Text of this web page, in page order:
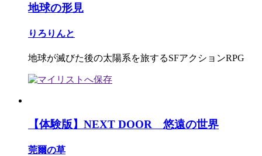
地球の形見
りろりんと
地球が滅びた後の太陽系を旅するSFアクションRPG
【体験版】NEXT DOOR 悠遠の世界
莞爾の草